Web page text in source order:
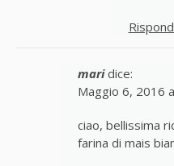
mari dice:
Maggio 6, 2016
ciao, bellissima
farina di mais